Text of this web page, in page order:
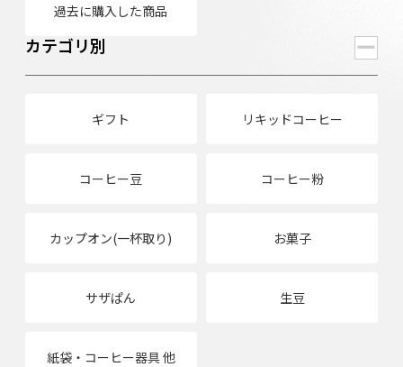
過去に購入した商品
カテゴリ別
ギフト リキッドコーヒー
コーヒー豆 コーヒー粉
カップオン(一杯取り) お菓子
サザぱん 生豆
紙袋・コーヒー器具 他